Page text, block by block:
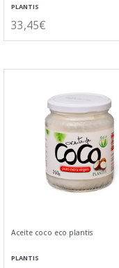
PLANTIS
33,45€
Aceite coco eco plantis
PLANTIS